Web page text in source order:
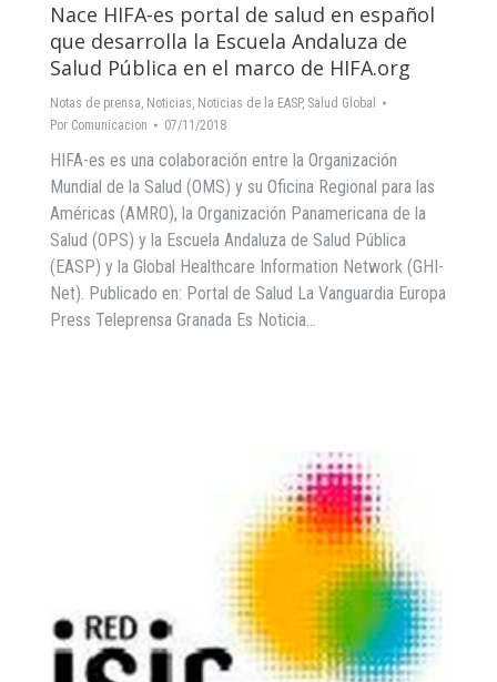
Nace HIFA-es portal de salud en español
que desarrolla la Escuela Andaluza de
Salud Pública en el marco de HIFA.org
Notas de prensa, Noticias, Noticias de la EASP, Salud Global
Por Comunicacion 07/11/2018
HIFA-es es una colaboración entre la Organización
Mundial de la Salud (OMS) y su Oficina Regional para las
Américas (AMRO), la Organización Panamericana de la
Salud (OPS) y la Escuela Andaluza de Salud Pública
(EASP) y la Global Healthcare Information Network (GHI-
Net). Publicado en: Portal de Salud La Vanguardia Europa
Press Teleprensa Granada Es Noticia…